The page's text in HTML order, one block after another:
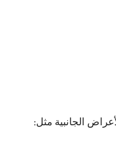
الجانبية مثل: